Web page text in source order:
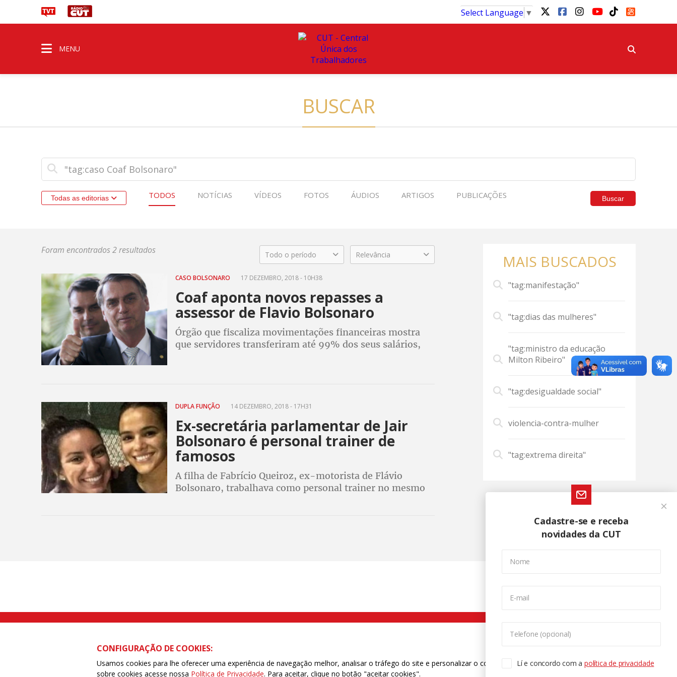
Select Language ▼
MENU
BUSCAR
Todas as editorias TODOS NOTÍCIAS VÍDEOS FOTOS ÁUDIOS ARTIGOS PUBLICAÇÕES Buscar
Foram encontrados 2 resultados Todo o período Relevância
CASO BOLSONARO 17 DEZEMBRO, 2018 - 10H38
Coaf aponta novos repasses a
assessor de Flavio Bolsonaro
Órgão que fiscaliza movimentações financeiras mostra
que servidores transferiram até 99% dos seus salários,
DUPLA FUNÇÃO 14 DEZEMBRO, 2018 - 17H31
Ex-secretária parlamentar de Jair
Bolsonaro é personal trainer de
famosos
A filha de Fabrício Queiroz, ex-motorista de Flávio
Bolsonaro, trabalhava como personal trainer no mesmo
MAIS BUSCADOS
"tag:manifestação"
"tag:dias das mulheres"
"tag:ministro da educação
Milton Ribeiro"
"tag:desigualdade social"
violencia-contra-mulher
"tag:extrema direita"
Cadastre-se e receba
novidades da CUT
Nome
E-mail
Telefone (opcional)
Lí e concordo com apolítica de privacidade
Rua Caetano Pinto nº 575 CEP 03041-000 Brás, São Paulo/SP | Telefone (11) 2108 9200 - Fax (11) 2108 9310
CONFIGURAÇÃO DE COOKIES:
Usamos cookies para lhe oferecer uma experiência de navegação melhor, analisar o tráfego do site e personalizar o conteúdo. Para saber mais
sobre cookies acesse nossa Política de Privacidade. Para aceitar, clique no botão "aceitar cookies".